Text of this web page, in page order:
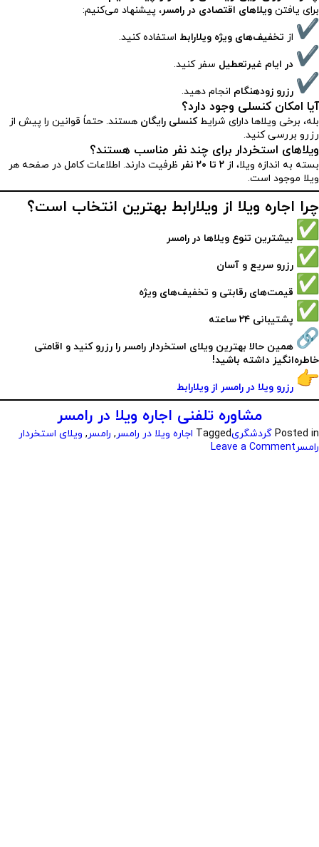
برای یافتن ویلاهای اقتصادی در رامسر، پیشنهاد می‌کنیم:
از تخفیف‌های ویژه ویلارابط استفاده کنید.
در ایام غیرتعطیل سفر کنید.
رزرو زودهنگام انجام دهید.
آیا امکان کنسلی وجود دارد؟
بله، برخی ویلاها دارای شرایطکنسلی رایگان هستند. حتماً قوانین را پیش از
رزرو بررسی کنید.
ویلاهای استخردار برای چند نفر مناسب هستند؟
بسته به اندازه ویلا، از ۲ تا ۲۰ نفر
ظرفیت دارند. اطلاعات کامل در صفحه هر
ویلا موجود است.
چرا اجاره ویلا از ویلارابط بهترین انتخاب است؟
بیشترین تنوع ویلاها در رامسر
رزرو سریع و آسان
قیمت‌های رقابتی و تخفیف‌های ویژه
پشتیبانی ۲۴ ساعته
همین حالا بهترین ویلای استخردار رامسر را رزرو کنید و اقامتی
خاطره‌انگیز داشته باشید!
رزرو ویلا در رامسر از ویلارابط
مشاوره تلفنی اجاره ویلا در رامسر
Posted in گردشگریTagged اجاره ویلا در رامسر, رامسر, ویلای استخردار
رامسرLeave a Comment